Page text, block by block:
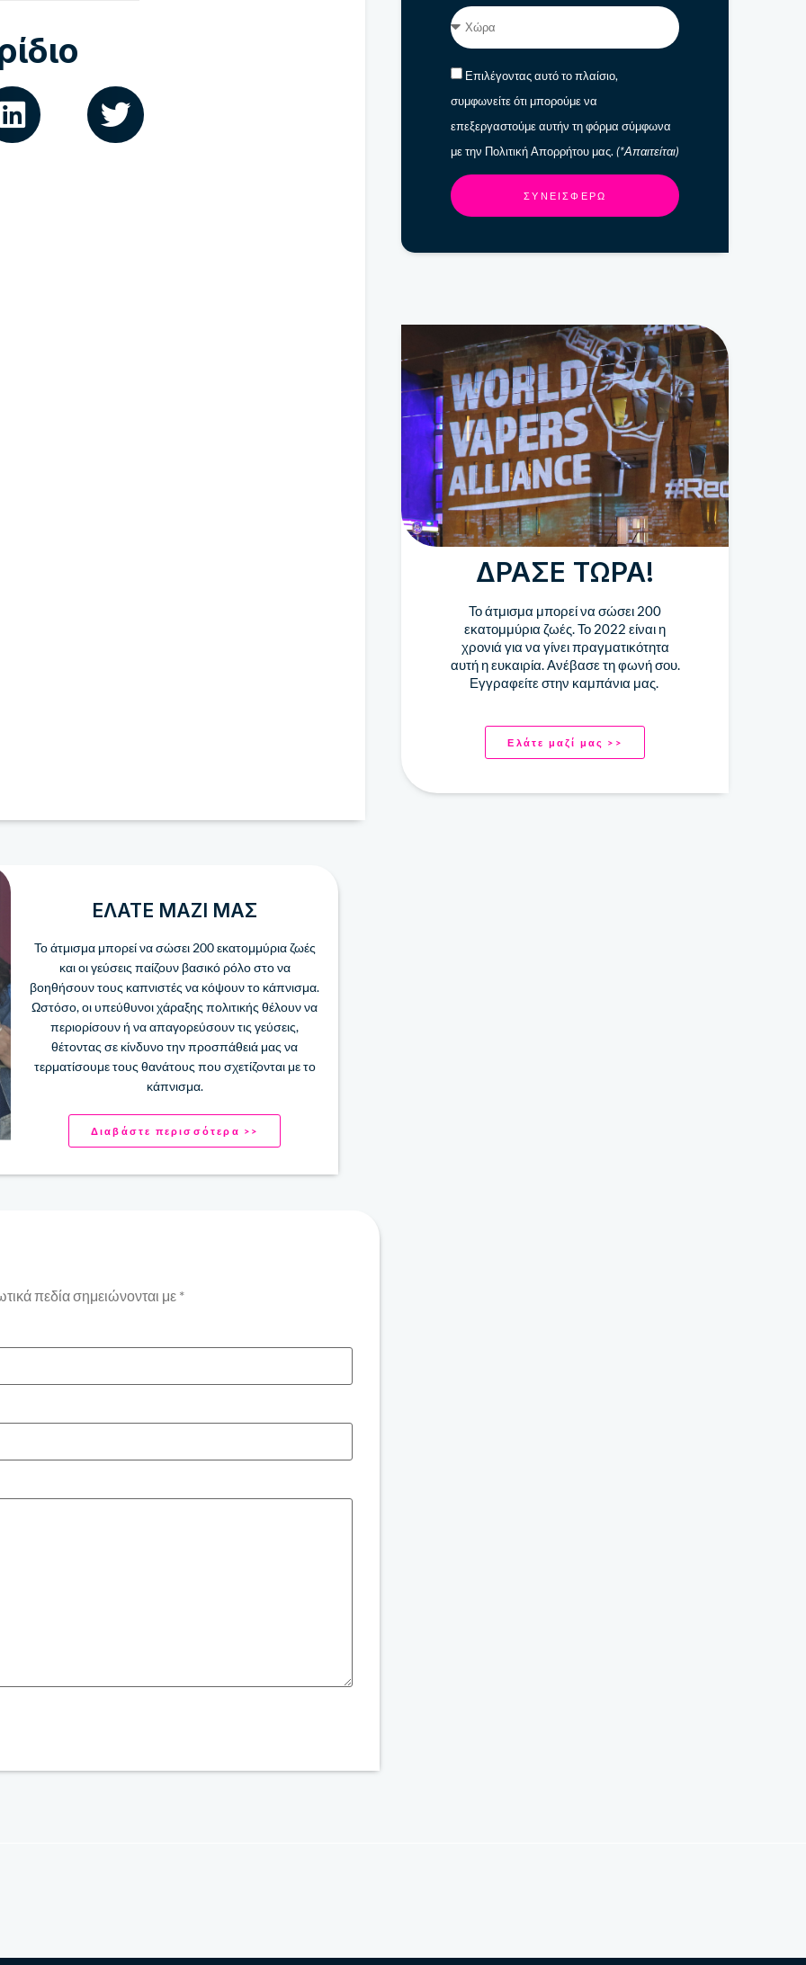
Επιλέγοντας αυτό το πλαίσιο,
συμφωνείτε ότι μπορούμε να
επεξεργαστούμε αυτήν τη φόρμα σύμφωνα
με την Πολιτική Απορρήτου μας. (*Απαιτείται)
ΣΥΝΕΙΣΦΈΡΩ
ΔΡΆΣΕ ΤΏΡΑ!
Το άτμισμα μπορεί να σώσει 200
εκατομμύρια ζωές. Το 2022 είναι η
χρονιά για να γίνει πραγματικότητα
αυτή η ευκαιρία. Ανέβασε τη φωνή σου.
Εγγραφείτε στην καμπάνια μας.
Ελάτε μαζί μας >>
ΕΛΆΤΕ ΜΑΖΊ ΜΑΣ
Το άτμισμα μπορεί να σώσει 200 ​​εκατομμύρια ζωές
και οι γεύσεις παίζουν βασικό ρόλο στο να
βοηθήσουν τους καπνιστές να κόψουν το κάπνισμα.
Ωστόσο, οι υπεύθυνοι χάραξης πολιτικής θέλουν να
περιορίσουν ή να απαγορεύσουν τις γεύσεις,
θέτοντας σε κίνδυνο την προσπάθειά μας να
τερματίσουμε τους θανάτους που σχετίζονται με το
κάπνισμα.
Διαβάστε περισσότερα >>
πεδία σημειώνονται με *